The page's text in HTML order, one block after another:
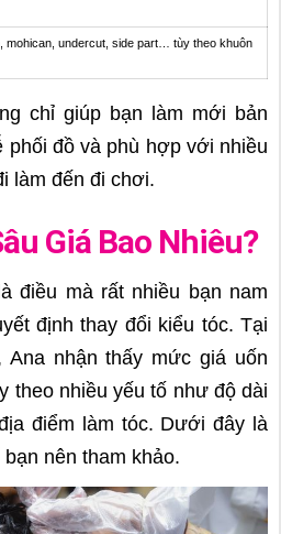
mohican, undercut, side part… tùy theo khuôn
chỉ giúp bạn làm mới bản
phối đồ và phù hợp với nhiều
làm đến đi chơi.
Giá Bao Nhiêu?
điều mà rất nhiều bạn nam
định thay đổi kiểu tóc. Tại
Ana nhận thấy mức giá uốn
theo nhiều yếu tố như độ dài
điểm làm tóc. Dưới đây là
nên tham khảo.